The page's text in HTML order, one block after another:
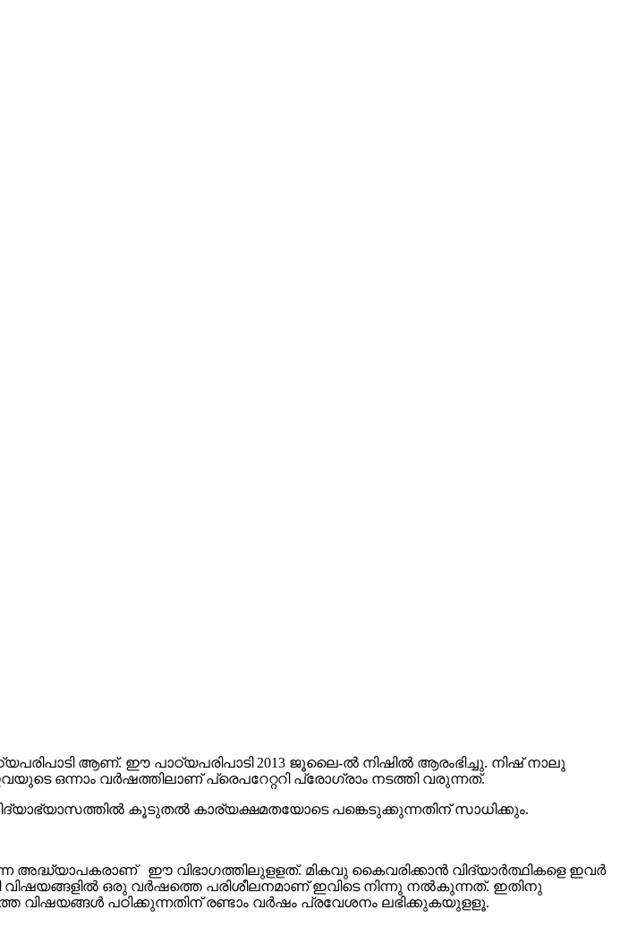
ആണ്. ഈ പാഠ്യപരിപാടി 2013 ജൂലൈ-ല്‍ നിഷില്‍ ആരംഭിച്ചു. നിഷ് നാലു
ഒന്നാം വര്‍ഷത്തിലാണ് പ്രെപറേറ്ററി പ്രോഗ്രാം നടത്തി വരുന്നത്.
കൂടുതല്‍ കാര്യക്ഷമതയോടെ പങ്കെടുക്കുന്നതിന് സാധിക്കും.
അദ്ധ്യാപകരാണ് ഈ വിഭാഗത്തിലുളളത്. മികവു കൈവരിക്കാന്‍ വിദ്യാര്‍ത്ഥികളെ ഇവര്‍
ഒരു വര്‍ഷത്തെ പരിശീലനമാണ് ഇവിടെ നിന്നു നല്‍കുന്നത്. ഇതിനു
വിഷയങ്ങള്‍ പഠിക്കുന്നതിന് രണ്ടാം വര്‍ഷം പ്രവേശനം ലഭിക്കുകയുളളൂ.